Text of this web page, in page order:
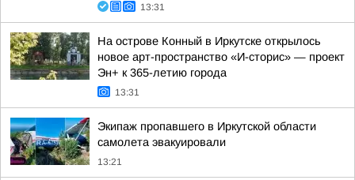
13:31
На острове Конный в Иркутске открылось
новое арт-пространство «И-сторис» — проект
Эн+ к 365-летию города
13:31
Экипаж пропавшего в Иркутской области
самолета эвакуировали
13:21